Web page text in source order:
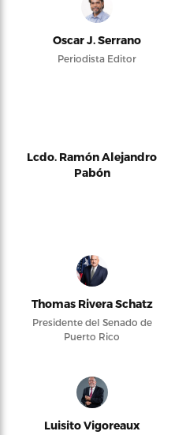
Oscar J. Serrano
Periodista Editor
Lcdo. Ramón Alejandro
Pabón
Thomas Rivera Schatz
Presidente del Senado de
Puerto Rico
Luisito Vigoreaux